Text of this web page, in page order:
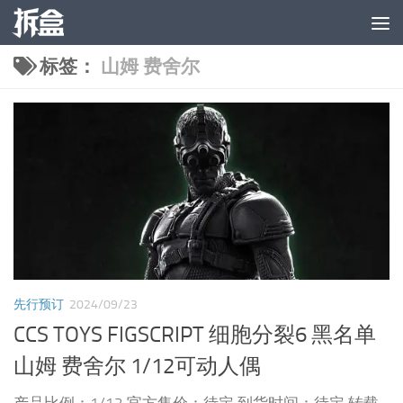
跳至内容
标签： 山姆 费舍尔
先行预订 2024/09/23
CCS TOYS FIGSCRIPT 细胞分裂6 黑名单
山姆 费舍尔 1/12可动人偶